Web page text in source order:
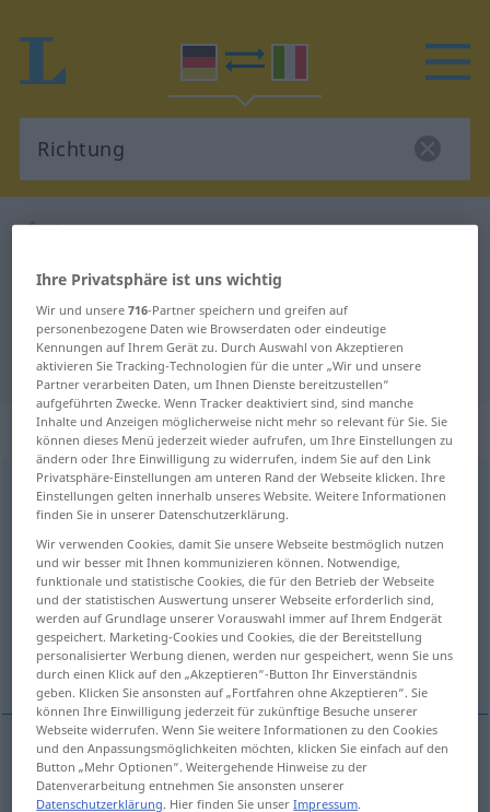
Deutsch-Italienisch Wörterbuch Richtung
Deutsch-Italienisch Übersetzung
für "Richtung"
"Richtung" Italienisch Übersetzung
„Richtung“: Femininum
Richtungf <- ;-en>
Übersicht aller Übersetzungen
(Für mehr Details die Übersetzung anklicken/antippen)
direzione orientamento, taglio
corrente, tendenza Weitere Beispiele...
direzionef Richtung
Ihre Privatsphäre ist uns wichtig
Wir und unsere716-Partner speichern und greifen auf
personenbezogene Daten wie Browserdaten oder eindeutige
Kennungen auf Ihrem Gerät zu. Durch Auswahl von Akzeptieren
aktivieren Sie Tracking-Technologien für die unter „Wir und unsere
Partner verarbeiten Daten, um Ihnen Dienste bereitzustellen“
aufgeführten Zwecke. Wenn Tracker deaktiviert sind, sind manche
Inhalte und Anzeigen möglicherweise nicht mehr so relevant für Sie. Sie
können dieses Menü jederzeit wieder aufrufen, um Ihre Einstellungen zu
ändern oder Ihre Einwilligung zu widerrufen, indem Sie auf den Link
Privatsphäre-Einstellungen am unteren Rand der Webseite klicken. Ihre
Einstellungen gelten innerhalb unseres Website. Weitere Informationen
finden Sie in unserer Datenschutzerklärung.
Wir verwenden Cookies, damit Sie unsere Webseite bestmöglich nutzen
und wir besser mit Ihnen kommunizieren können. Notwendige,
funktionale und statistische Cookies, die für den Betrieb der Webseite
und der statistischen Auswertung unserer Webseite erforderlich sind,
werden auf Grundlage unserer Vorauswahl immer auf Ihrem Endgerät
gespeichert. Marketing-Cookies und Cookies, die der Bereitstellung
personalisierter Werbung dienen, werden nur gespeichert, wenn Sie uns
durch einen Klick auf den „Akzeptieren“-Button Ihr Einverständnis
geben. Klicken Sie ansonsten auf „Fortfahren ohne Akzeptieren“. Sie
können Ihre Einwilligung jederzeit für zukünftige Besuche unserer
Webseite widerrufen. Wenn Sie weitere Informationen zu den Cookies
und den Anpassungsmöglichkeiten möchten, klicken Sie einfach auf den
Button „Mehr Optionen“. Weitergehende Hinweise zu der
Datenverarbeitung entnehmen Sie ansonsten unserer
Datenschutzerklärung. Hier finden Sie unserImpressum.